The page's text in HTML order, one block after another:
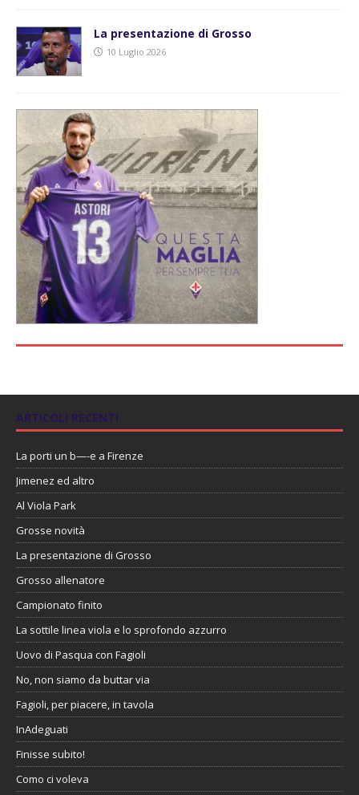
La presentazione di Grosso
10 Luglio 2026
ARTICOLI RECENTI
La porti un b—-e a Firenze
Jimenez ed altro
Al Viola Park
Grosse novità
La presentazione di Grosso
Grosso allenatore
Campionato finito
La sottile linea viola e lo sprofondo azzurro
Uovo di Pasqua con Fagioli
No, non siamo da buttar via
Fagioli, per piacere, in tavola
InAdeguati
Finisse subito!
Como ci voleva